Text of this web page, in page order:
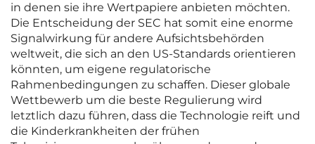
in denen sie ihre Wertpapiere anbieten möchten.
Die Entscheidung der SEC hat somit eine enorme
Signalwirkung für andere Aufsichtsbehörden
weltweit, die sich an den US-Standards orientieren
könnten, um eigene regulatorische
Rahmenbedingungen zu schaffen. Dieser globale
Wettbewerb um die beste Regulierung wird
letztlich dazu führen, dass die Technologie reift und
die Kinderkrankheiten der frühen